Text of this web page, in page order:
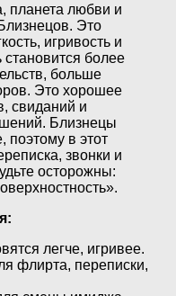
планета любви и
Это
игривость и
более
больше
Это хорошее
свиданий и
Близнецы
поэтому в этот
звонки и
осторожны:
легче, игривее.
флирта, переписки,